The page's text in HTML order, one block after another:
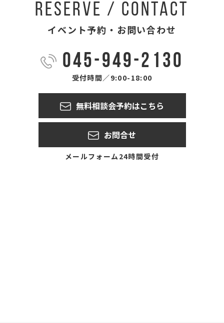
RESERVE / CONTACT
イベント予約・お問い合わせ
045-949-2130
受付時間／9:00-18:00
無料相談会予約はこちら
お問合せ
メールフォーム24時間受付